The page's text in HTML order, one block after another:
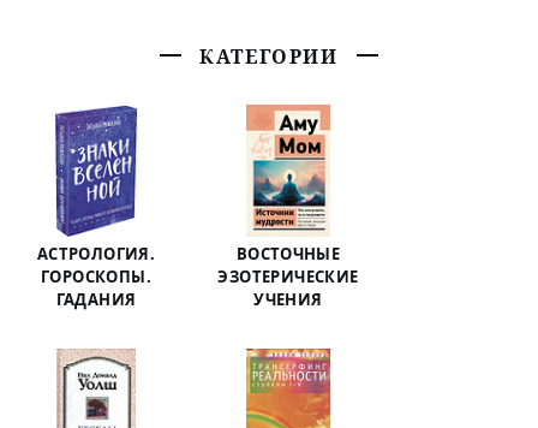
КАТЕГОРИИ
АСТРОЛОГИЯ.
ГОРОСКОПЫ.
ГАДАНИЯ
ВОСТОЧНЫЕ
ЭЗОТЕРИЧЕСКИЕ
УЧЕНИЯ